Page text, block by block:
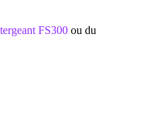
FS300 ou du